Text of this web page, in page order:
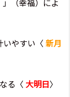
いやすい〈 新月
る〈 大明日〉